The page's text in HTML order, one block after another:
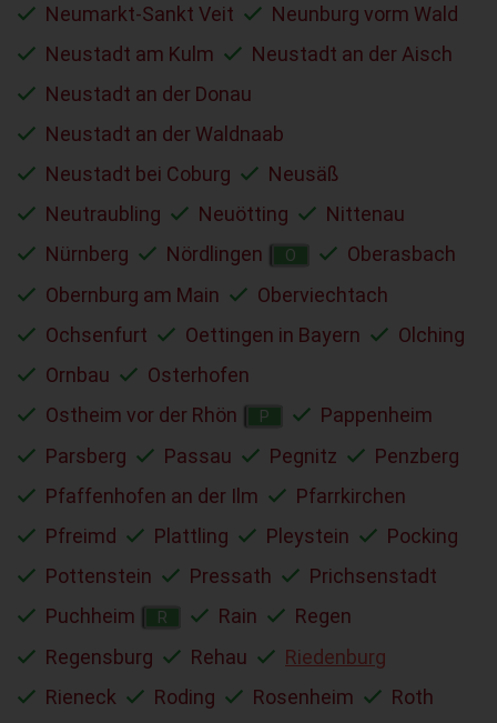
Neumarkt-Sankt Veit
Neunburg vorm Wald
Neustadt am Kulm
Neustadt an der Aisch
Neustadt an der Donau
Neustadt an der Waldnaab
Neustadt bei Coburg
Neusäß
Neutraubling
Neuötting
Nittenau
Nürnberg
Nördlingen O
Oberasbach
Obernburg am Main
Oberviechtach
Ochsenfurt
Oettingen in Bayern
Olching
Ornbau
Osterhofen
Ostheim vor der Rhön
P
Pappenheim
Parsberg
Passau Pegnitz
Penzberg
Pfaffenhofen an der Ilm
Pfarrkirchen
Pfreimd
Plattling Pleystein
Pocking
Pottenstein
Pressath
Prichsenstadt
Puchheim
R Rain
Regen
Regensburg
Rehau
Riedenburg
Rieneck
Roding Rosenheim
Roth